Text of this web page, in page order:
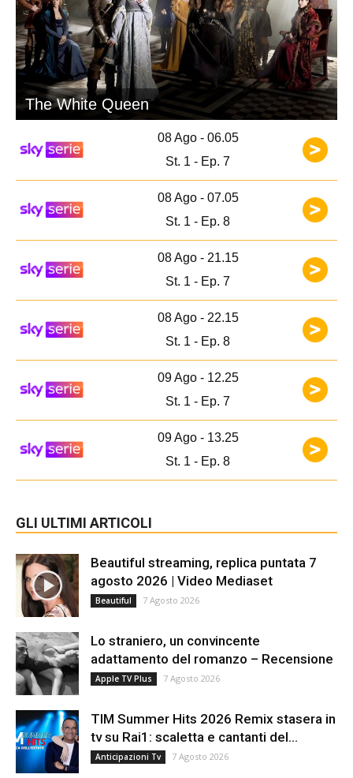
The White Queen
08 Ago - 06.05
St. 1 - Ep. 7
08 Ago - 07.05
St. 1 - Ep. 8
08 Ago - 21.15
St. 1 - Ep. 7
08 Ago - 22.15
St. 1 - Ep. 8
09 Ago - 12.25
St. 1 - Ep. 7
09 Ago - 13.25
St. 1 - Ep. 8
GLI ULTIMI ARTICOLI
Beautiful streaming, replica puntata 7
agosto 2026 | Video Mediaset
Beautiful 7 Agosto 2026
Lo straniero, un convincente
adattamento del romanzo – Recensione
Apple TV Plus 7 Agosto 2026
TIM Summer Hits 2026 Remix stasera in
tv su Rai1: scaletta e cantanti del...
Anticipazioni Tv 7 Agosto 2026